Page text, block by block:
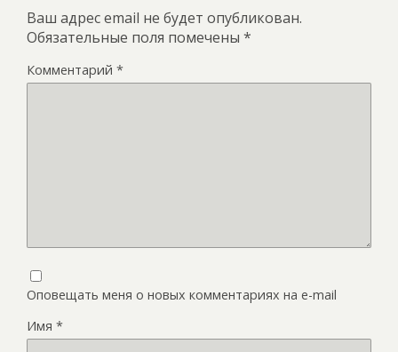
Ваш адрес email не будет опубликован.
Обязательные поля помечены *
Комментарий *
Оповещать меня о новых комментариях на e-mail
Имя *